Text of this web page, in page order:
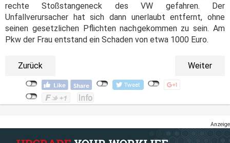
rechte Stoßstangeneck des VW gefahren. Der
Unfallverursacher hat sich dann unerlaubt entfernt, ohne
seinen gesetzlichen Pflichten nachgekommen zu sein. Am
Pkw der Frau entstand ein Schaden von etwa 1000 Euro.
Zurück Weiter
Anzeige